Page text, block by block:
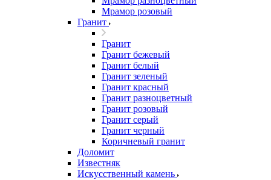
Мрамор розовый
Гранит
Гранит
Гранит бежевый
Гранит белый
Гранит зеленый
Гранит красный
Гранит разноцветный
Гранит розовый
Гранит серый
Гранит черный
Коричневый гранит
Доломит
Известняк
Искусственный камень